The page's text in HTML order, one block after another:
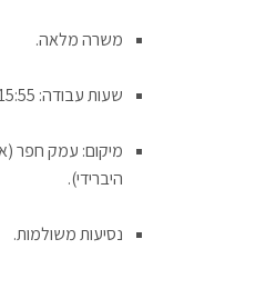
משרה מלאה.
שעות עבודה: 06:50-15:55.
מיקום: עמק חפר
היברידי).
נסיעות משולמות.